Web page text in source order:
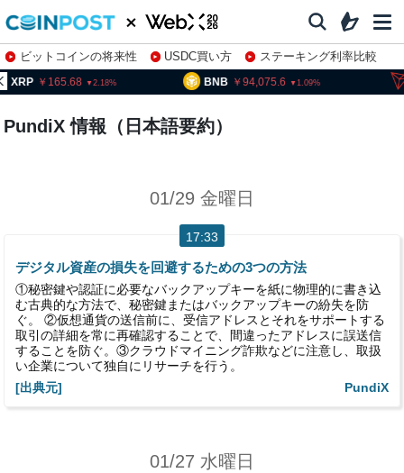
ビットコインの将来性 USDC買い方
ステーキング利率比較
株特集・関連銘柄
165.68 2.18 BNB 94,075.6 1.09 TRX
PundiX 情報（日本語要約）
01/29 金曜日
17:33
デジタル資産の損失を回避するための3つの方法
①秘密鍵や認証に必要なバックアップキーを紙に物理的に書き込
む古典的な方法で、秘密鍵またはバックアップキーの紛失を防
ぐ。 ②仮想通貨の送信前に、受信アドレスとそれをサポートする
取引の詳細を常に再確認することで、間違ったアドレスに誤送信
することを防ぐ。③クラウドマイニング詐欺などに注意し、取扱
い企業について独自にリサーチを行う。
[出典元]
PundiX
01/27 水曜日